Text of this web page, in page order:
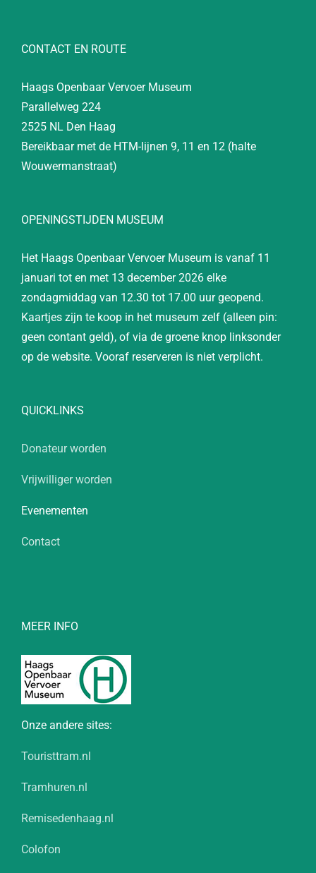
CONTACT EN ROUTE
Haags Openbaar Vervoer Museum
Parallelweg 224
2525 NL Den Haag
Bereikbaar met de HTM-lijnen 9, 11 en 12 (halte
Wouwermanstraat)
OPENINGSTIJDEN MUSEUM
Het Haags Openbaar Vervoer Museum is vanaf 11
januari tot en met 13 december 2026 elke
zondagmiddag van 12.30 tot 17.00 uur geopend.
Kaartjes zijn te koop in het museum zelf (alleen pin:
geen contant geld), of via de groene knop linksonder
op de website. Vooraf reserveren is niet verplicht.
QUICKLINKS
Donateur worden
Vrijwilliger worden
Evenementen
Contact
MEER INFO
Onze andere sites:
Touristtram.nl
Tramhuren.nl
Remisedenhaag.nl
Colofon